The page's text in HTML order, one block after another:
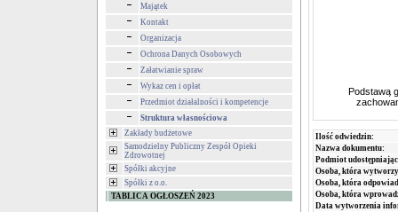
Majątek
Kontakt
Organizacja
Ochrona Danych Osobowych
Załatwianie spraw
Wykaz cen i opłat
Przedmiot działalności i kompetencje
Struktura własnościowa
Zakłady budżetowe
Samodzielny Publiczny Zespół Opieki
Zdrowotnej
Spółki akcyjne
Spółki z o.o.
TABLICA OGŁOSZEŃ 2023
Podstawą
Ilość odwiedzin:
Nazwa dokumentu:
Podmiot
Osoba, która
Osoba, która
Osoba, która
Data wytworzenia